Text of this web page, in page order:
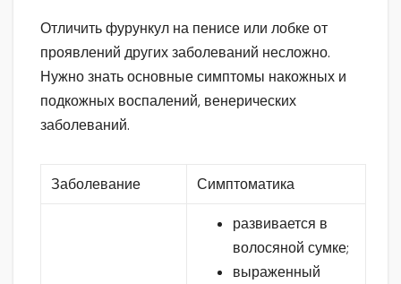
Отличить фурункул на пенисе или лобке от
проявлений других заболеваний несложно.
Нужно знать основные симптомы накожных и
подкожных воспалений, венерических
заболеваний.
Заболевание Симптоматика
развивается в
волосяной сумке;
выраженный